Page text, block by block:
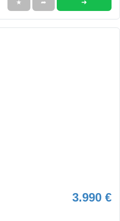
★ ➦ ➜
3.990 €